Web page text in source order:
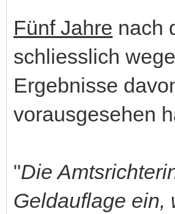
Fünf Jahre nach
schliesslich
Ergebnisse
vorausgesehen
"Die
Geldauflage ein,